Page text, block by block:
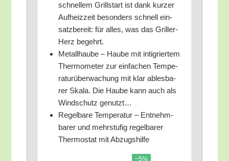
schnel­lem Grill­start ist dank kur­zer
Auf­heiz­zeit beson­ders schnell ein­
satz­be­reit: für alles, was das Gril­ler-
Herz begehrt.
Metall­hau­be – Hau­be mit inti­grier­tem
Ther­mo­me­ter zur ein­fa­chen Tem­pe­
ra­tur­über­wa­chung mit klar ables­ba­
rer Ska­la. Die Hau­be kann auch als
Wind­schutz genutzt…
Regel­ba­re Tem­pe­ra­tur – Ent­nehm­
ba­rer und mehr­stu­fig regel­ba­rer
Ther­mo­stat mit Abzugshilfe
−5%